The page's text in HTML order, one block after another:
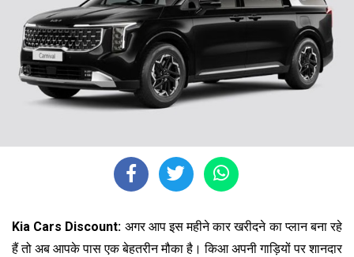
Kia Cars Discount: अगर आप इस महीने कार खरीदने का प्लान बना रहे
हैं तो अब आपके पास एक बेहतरीन मौका है। किआ अपनी गाड़ियों पर शानदार